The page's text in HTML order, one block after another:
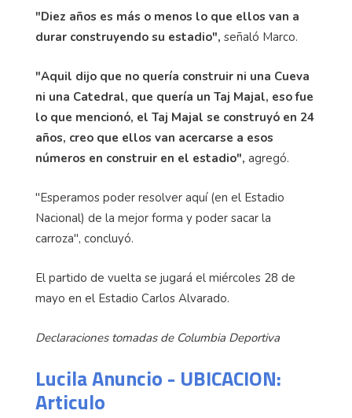
"Diez años es más o menos lo que ellos van a
durar construyendo su estadio", señaló Marco.
"Aquil dijo que no quería construir ni una Cueva
ni una Catedral, que quería un Taj Majal, eso fue
lo que mencionó, el Taj Majal se construyó en 24
años, creo que ellos van acercarse a esos
números en construir en el estadio", agregó.
"Esperamos poder resolver aquí (en el Estadio
Nacional) de la mejor forma y poder sacar la
carroza", concluyó.
El partido de vuelta se jugará el miércoles 28 de
mayo en el Estadio Carlos Alvarado.
Declaraciones tomadas de Columbia Deportiva
Lucila Anuncio - UBICACION:
Articulo